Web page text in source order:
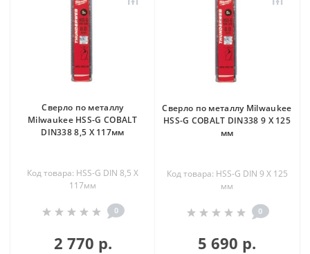
Сверло по металлу
Milwaukee HSS-G COBALT
DIN338 8,5 X 117мм
Код товара: HSS-G DIN 8,5 X
117мм
0
2 770 р.
Сверло по металлу Milwaukee
HSS-G COBALT DIN338 9 X 125
мм
Код товара: HSS-G DIN 9 X 125
мм
0
5 690 р.